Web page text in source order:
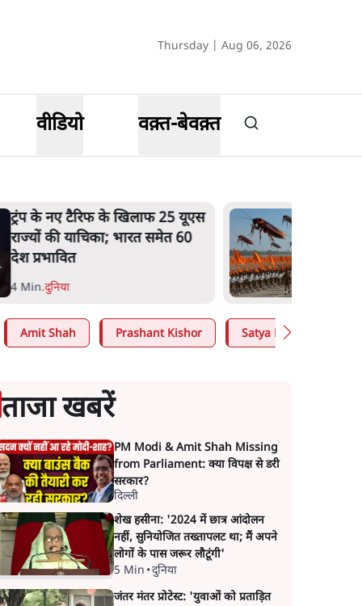
Thursday | Aug 06, 2026
वीडियो वक़्त-बेवक़्त
ट्रंप के नए टैरिफ के खिलाफ 25 यूएस
राज्यों की याचिका; भारत समेत 60
देश प्रभावित
4 Min.दुनिया
Amit Shah Prashant Kishor Satya Hindi
ताजा खबरें
PM Modi & Amit Shah Missing
from Parliament: क्या विपक्ष से डरी
सरकार?
दिल्ली
शेख हसीना: '2024 में छात्र आंदोलन
नहीं, सुनियोजित तख्तापलट था; मैं अपने
लोगों के पास जरूर लौटूंगी'
5 Min •दुनिया
जंतर मंतर प्रोटेस्ट: 'युवाओं को प्रताड़ित